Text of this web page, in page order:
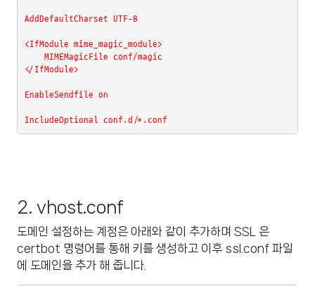
AddDefaultCharset UTF-8
<IfModule mime_magic_module>
    MIMEMagicFile conf/magic
</IfModule>
EnableSendfile on
2. vhost.conf
도메인 설정하는 계정은 아래와 같이 추가하며 SSL 은
certbot 명령어를 통해 키를 생성하고 이후 ssl.conf 파일
에 도메인을 추가 해 줍니다.